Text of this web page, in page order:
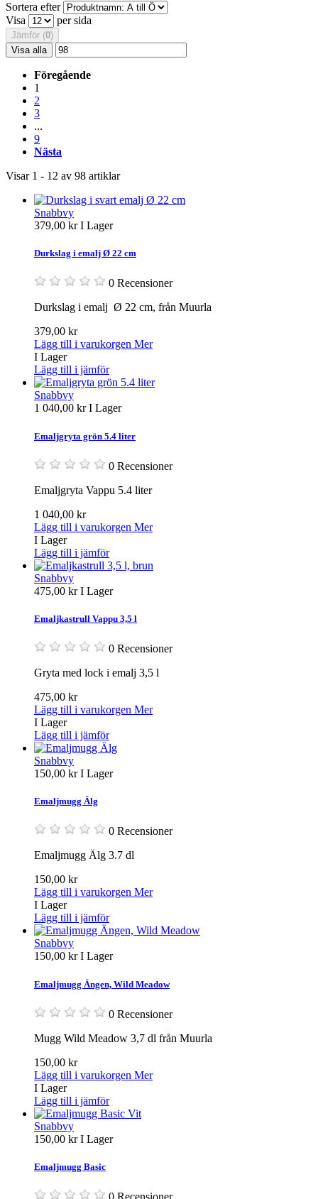
Sortera efter
Visa
per sida
Jämför (0)
Visa alla
Föregående
1
2
3
...
9
Nästa
Visar 1 - 12 av 98 artiklar
Snabbvy
379,00 krI Lager
Durkslag i emalj Ø 22 cm
0 Recensioner
Durkslag i emalj Ø 22 cm, från Muurla
379,00 kr
Lägg till i varukorgen Mer
I Lager
Lägg till i jämför
Snabbvy
1 040,00 krI Lager
Emaljgryta grön 5.4 liter
0 Recensioner
Emaljgryta Vappu 5.4 liter
1 040,00 kr
Lägg till i varukorgen Mer
I Lager
Lägg till i jämför
Snabbvy
475,00 krI Lager
Emaljkastrull Vappu 3,5 l
0 Recensioner
Gryta med lock i emalj 3,5 l
475,00 kr
Lägg till i varukorgen Mer
I Lager
Lägg till i jämför
Snabbvy
150,00 krI Lager
Emaljmugg Älg
0 Recensioner
Emaljmugg Älg 3.7 dl
150,00 kr
Lägg till i varukorgen Mer
I Lager
Lägg till i jämför
Snabbvy
150,00 krI Lager
Emaljmugg Ängen, Wild Meadow
0 Recensioner
Mugg Wild Meadow 3,7 dl från Muurla
150,00 kr
Lägg till i varukorgen Mer
I Lager
Lägg till i jämför
Snabbvy
150,00 krI Lager
Emaljmugg Basic